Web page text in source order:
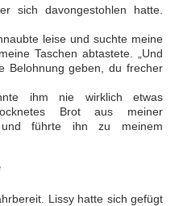
sich davongestohlen hatte.
leise und suchte meine
Taschen abtastete. „Und
Belohnung geben, du frecher
ihm nie wirklich etwas
Brot aus meiner
führte ihn zu meinem
Lissy hatte sich gefügt